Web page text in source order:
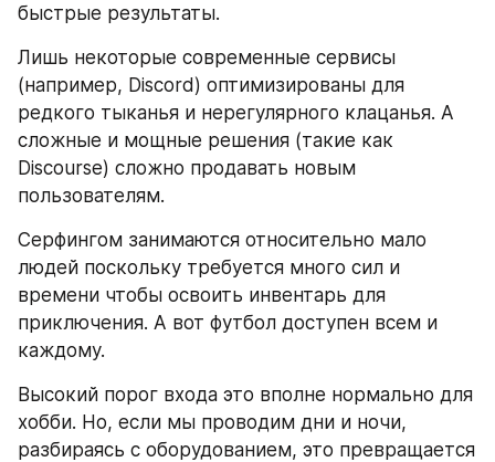
быстрые результаты.
Лишь некоторые современные сервисы
(например, Discord) оптимизированы для
редкого тыканья и нерегулярного клацанья. А
сложные и мощные решения (такие как
Discourse) сложно продавать новым
пользователям.
Серфингом занимаются относительно мало
людей поскольку требуется много сил и
времени чтобы освоить инвентарь для
приключения. А вот футбол доступен всем и
каждому.
Высокий порог входа это вполне нормально для
хобби. Но, если мы проводим дни и ночи,
разбираясь с оборудованием, это превращается